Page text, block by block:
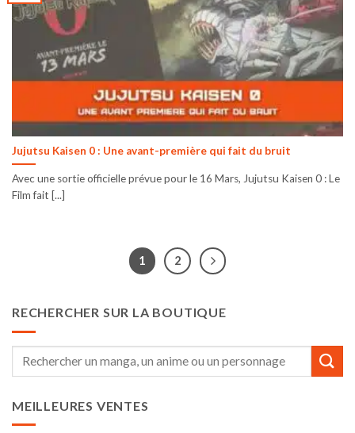
Jujutsu Kaisen 0 : Une avant-première qui fait du bruit
Avec une sortie officielle prévue pour le 16 Mars, Jujutsu Kaisen 0 : Le
Film fait [...]
1 2
RECHERCHER SUR LA BOUTIQUE
Recherche
MEILLEURES VENTES